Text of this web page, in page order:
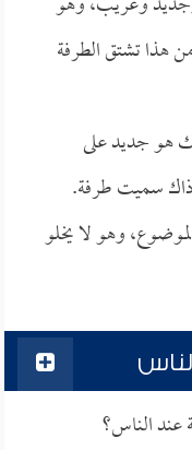
هذا تشتق الطرفة
هو جديد على
سميت طرفة.
وهو لا يخلو
عند الناس؟